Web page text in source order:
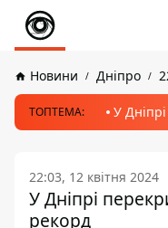
Новини Дніпро
ТОПТЕМА: У
22:03, 12 квітня 2024
У Дніпрі
рекорд